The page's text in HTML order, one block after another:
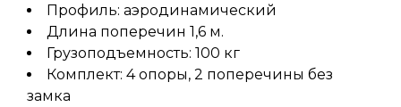
Профиль: аэродинамический
Длина поперечин 1,6 м.
Грузоподъемность: 100 кг
Комплект: 4 опоры, 2 поперечины без
замка